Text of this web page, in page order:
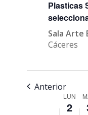
Plasticas
Sala Arte
Cáceres
Anterior
Semana
LUN
2
04:00
05:00